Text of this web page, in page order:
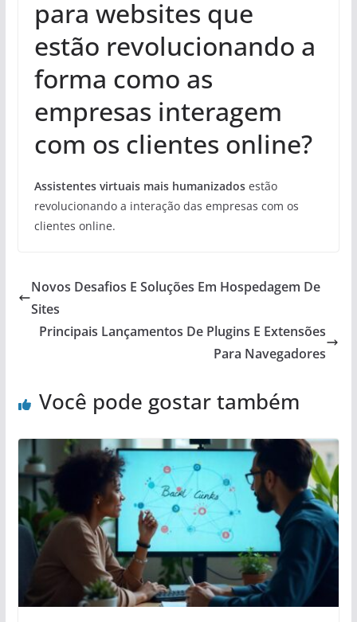
para websites que
estão revolucionando a
forma como as
empresas interagem
com os clientes online?
Assistentes virtuais mais humanizadosestão
revolucionando a interação das empresas com os
clientes online.
Novos Desafios E Soluções Em Hospedagem De
Sites
Principais Lançamentos De Plugins E Extensões
Para Navegadores
Você pode gostar também